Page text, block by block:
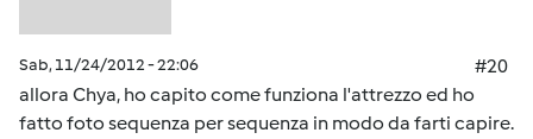
Sab, 11/24/2012 - 22:06
#20
allora Chya, ho capito come funziona l'attrezzo ed ho
fatto foto sequenza per sequenza in modo da farti capire.